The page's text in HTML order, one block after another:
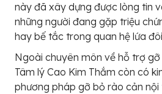
này đã xây dựng được lòng tin
những người đang gặp triệu
hay bế tắc trong quan hệ lứa
Ngoài chuyên môn về hỗ trợ
Tâm lý Cao Kim Thắm còn có
phương pháp gỡ bỏ rào cản